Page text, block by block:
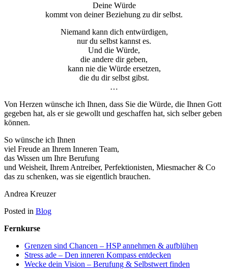
Deine Würde
kommt von deiner Beziehung zu dir selbst.
Niemand kann dich entwürdigen,
nur du selbst kannst es.
Und die Würde,
die andere dir geben,
kann nie die Würde ersetzen,
die du dir selbst gibst.
…
Von Herzen wünsche ich Ihnen, dass Sie die Würde, die Ihnen Gott
gegeben hat, als er sie gewollt und geschaffen hat, sich selber geben
können.
So wünsche ich Ihnen
viel Freude an Ihrem Inneren Team,
das Wissen um Ihre Berufung
und Weisheit, Ihrem Antreiber, Perfektionisten, Miesmacher & Co
das zu schenken, was sie eigentlich brauchen.
Andrea Kreuzer
Posted in Blog
Fernkurse
Grenzen sind Chancen – HSP annehmen & aufblühen
Stress ade – Den inneren Kompass entdecken
Wecke dein Vision – Berufung & Selbstwert finden